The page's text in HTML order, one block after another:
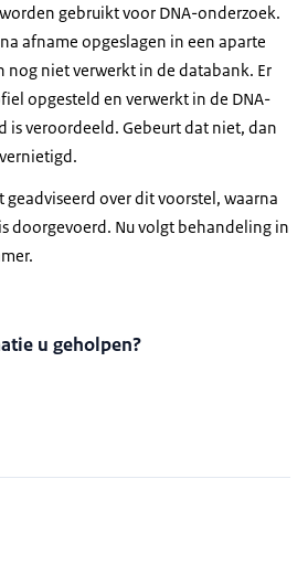
gebruikt voor DNA-onderzoek.
afname opgeslagen in een aparte
nog niet verwerkt in de databank. Er
opgesteld en verwerkt in de DNA-
is veroordeeld. Gebeurt dat niet, dan
geadviseerd over dit voorstel, waarna
doorgevoerd. Nu volgt behandeling in
u geholpen?